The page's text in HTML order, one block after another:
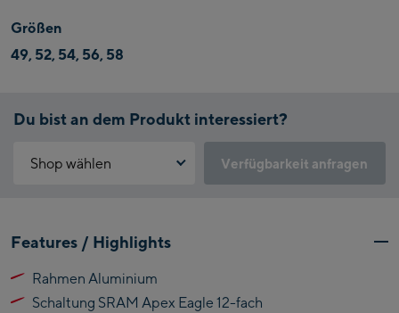
Größen
49, 52, 54, 56, 58
Du bist an dem Produkt interessiert?
Shop wählen
Flagshipstore Kaprun
Maiskogelbahn
Talstation / Valley
Verfügbarkeit anfragen
Klicke hierfür einfach auf folgenden Link.
Click & Reserve zulassen
Features / Highlights
Rahmen Aluminium
Schaltung SRAM Apex Eagle 12-fach